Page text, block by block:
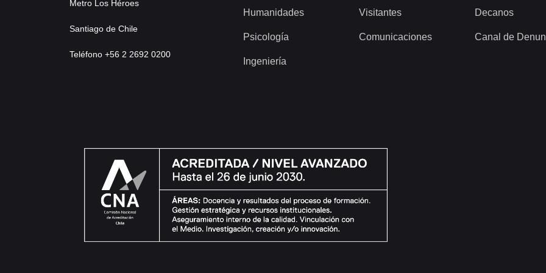
Metro Los Héroes
Santiago de Chile
Teléfono +56 2 2692 0200
Humanidades
Psicología
Ingeniería
Visitantes
Comunicaciones
Decanos
Canal de